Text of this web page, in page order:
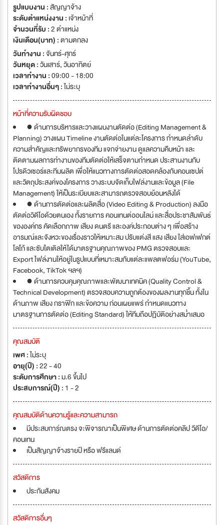
รูปแบบงาน :สัญญาจ้าง
ระดับตำแหน่งงาน : เจ้าหน้าที่
จำนวนที่รับ :2 ตำแหน่ง
เงินเดือน(บาท) :ตามตกลง
วันทำงาน :จันทร์-ศุกร์
วันหยุด :วันเสาร์,วันอาทิตย์
เวลาทำงาน :09:00 - 18:00
เวลาทำงานอื่นๆ :ไม่ระบุ
หน้าที่ความรับผิดชอบ
● ด้านการบริหารและวางแผนงานตัดต่อ (Editing Management &
Planning) วางแผน Timeline งานตัดต่อในแต่ละโครงการ กำหนดลำดับ
ความสำคัญและทรัพยากรของทีม แจกจ่ายงาน ดูแลความคืบหน้า และ
ติดตามผลการทำงานของทีมตัดต่อให้เสร็จตามกำหนด ประสานงานกับ
โปรดิวเซอร์และทีมผลิต เพื่อให้แนวทางการตัดต่อสอดคล้องกับคอนเซปต์
และวัตถุประสงค์ของโครงการ วางระบบจัดเก็บไฟล์งานและข้อมูล (File
Management) ให้เป็นระเบียบและสามารถตรวจสอบย้อนหลังได้
● ด้านการตัดต่อและผลิตสื่อ (Video Editing & Production) ลงมือ
ตัดต่อวิดีโอด้วยตนเอง ทั้งรายการ คอนเทนต์ออนไลน์ และสื่อประชาสัมพันธ์
ขององค์กร คัดเลือกภาพ เสียง ดนตรี และองค์ประกอบต่าง ๆ เพื่อสร้าง
อารมณ์และจังหวะของเรื่องราวให้เหมาะสม ปรับแต่งสี แสง เสียง ใส่เอฟเฟกต์
โลโก้ และซับไตเติลให้ได้มาตรฐานคุณภาพของ PMG ตรวจสอบและ
Export ไฟล์งานให้อยู่ในรูปแบบที่เหมาะสมกับแต่ละแพลตฟอร์ม (YouTube,
Facebook, TikTok ฯลฯ)
● ด้านการควบคุมคุณภาพและพัฒนาเทคนิค (Quality Control &
Technical Development) ตรวจสอบความถูกต้องของผลงานทุกชิ้น ทั้งใน
ด้านภาพ เสียง กราฟิก และข้อความ ก่อนเผยแพร่ กำหนดแนวทาง
มาตรฐานการตัดต่อ (Editing Standard) ให้ทีมถือปฏิบัติอย่างสม่ำเสมอ
คุณสมบัติ
เพศ :ไม่ระบุ
อายุ(ปี) :22 - 40
ระดับการศึกษา :ม.6 ขึ้นไป
ประสบการณ์(ปี) : 1 - 2
คุณสมบัติด้านความรู้และความสามารถ
มีประสบการ์ณตรง จะพิจารณาเป็นพิเศษ ด้านการตัดต่อคลิป วีดีโอ/
คอนเทน
เป็นสัญญาจ้างรายปี หรือ ฟรีแลนด์
สวัสดิการ
ประกันสังคม
สวัสดิการอื่นๆ